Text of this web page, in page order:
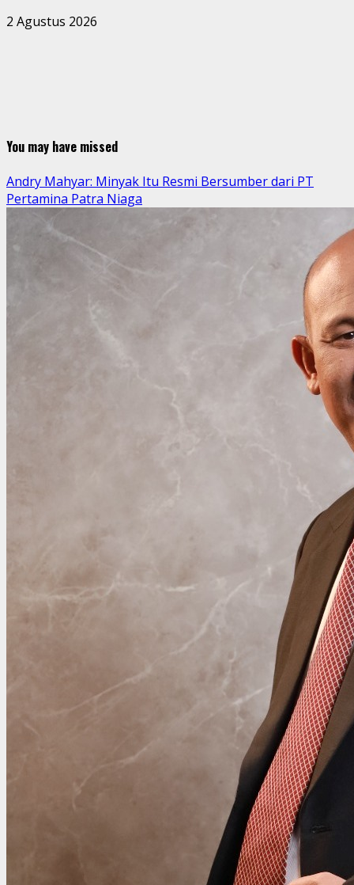
2 Agustus 2026
You may have missed
Andry Mahyar: Minyak Itu Resmi Bersumber dari PT
Pertamina Patra Niaga